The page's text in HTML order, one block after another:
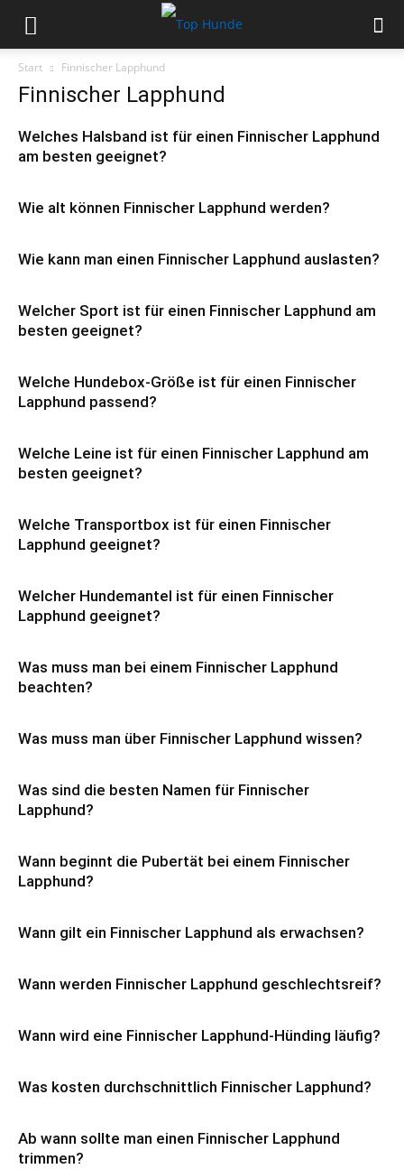
Start Finnischer Lapphund
Finnischer Lapphund
Welches Halsband ist für einen Finnischer Lapphund
am besten geeignet?
Wie alt können Finnischer Lapphund werden?
Wie kann man einen Finnischer Lapphund auslasten?
Welcher Sport ist für einen Finnischer Lapphund am
besten geeignet?
Welche Hundebox-Größe ist für einen Finnischer
Lapphund passend?
Welche Leine ist für einen Finnischer Lapphund am
besten geeignet?
Welche Transportbox ist für einen Finnischer
Lapphund geeignet?
Welcher Hundemantel ist für einen Finnischer
Lapphund geeignet?
Was muss man bei einem Finnischer Lapphund
beachten?
Was muss man über Finnischer Lapphund wissen?
Was sind die besten Namen für Finnischer
Lapphund?
Wann beginnt die Pubertät bei einem Finnischer
Lapphund?
Wann gilt ein Finnischer Lapphund als erwachsen?
Wann werden Finnischer Lapphund geschlechtsreif?
Wann wird eine Finnischer Lapphund-Hünding läufig?
Was kosten durchschnittlich Finnischer Lapphund?
Ab wann sollte man einen Finnischer Lapphund
trimmen?